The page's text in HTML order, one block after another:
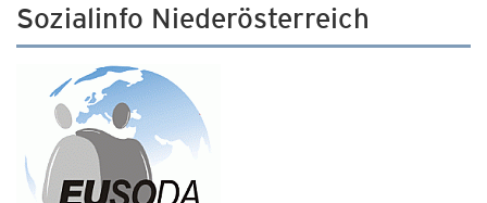
Sozialinfo Niederösterreich